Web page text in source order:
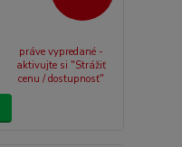
práve vypredané -
aktivujte si "Strážiť
cenu / dostupnosť"